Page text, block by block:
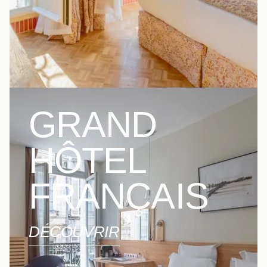
GRAND
HÔTEL
FRANÇAIS
DÉCOUVRIR